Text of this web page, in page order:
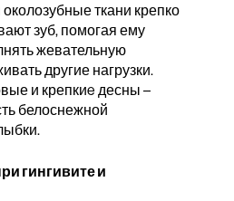
ткани крепко
зуб, помогая ему
жевательную
другие нагрузки.
и крепкиe десны –
белоснежной
гингивите и